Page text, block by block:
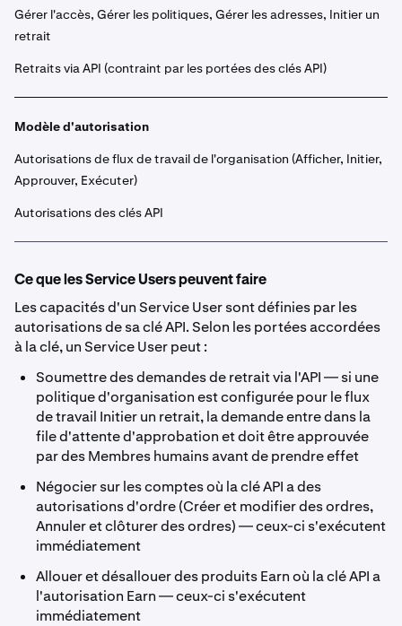
Gérer l'accès, Gérer les politiques, Gérer les adresses, Initier un
retrait
Retraits via API (contraint par les portées des clés API)
Modèle d'autorisation
Autorisations de flux de travail de l'organisation (Afficher, Initier,
Approuver, Exécuter)
Autorisations des clés API
Ce que les Service Users peuvent faire
Les capacités d'un Service User sont définies par les
autorisations de sa clé API. Selon les portées accordées
à la clé, un Service User peut :
Soumettre des demandes de retrait via l'API — si une
politique d'organisation est configurée pour le flux
de travail Initier un retrait, la demande entre dans la
file d'attente d'approbation et doit être approuvée
par des Membres humains avant de prendre effet
Négocier sur les comptes où la clé API a des
autorisations d'ordre (Créer et modifier des ordres,
Annuler et clôturer des ordres) — ceux-ci s'exécutent
immédiatement
Allouer et désallouer des produits Earn où la clé API a
l'autorisation Earn — ceux-ci s'exécutent
immédiatement